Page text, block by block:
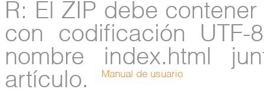
R: El ZIP debe
con codificación
nombre index.html
artículo.
Manual de usuario